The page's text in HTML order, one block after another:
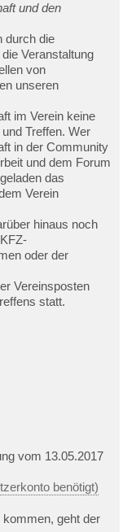
und den
durch die
Veranstaltung
von
unseren
im Verein keine
Treffen. Wer
in der Community
und dem Forum
das
Verein
hinaus noch
oder der
Vereinsposten
statt.
vom 13.05.2017
benötigt)
geht der